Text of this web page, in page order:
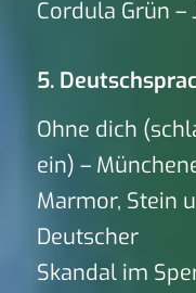
Cordula Grün –
5.
Ohne dich
ein) –
Marmor, Stein
Deutscher
Skandal im